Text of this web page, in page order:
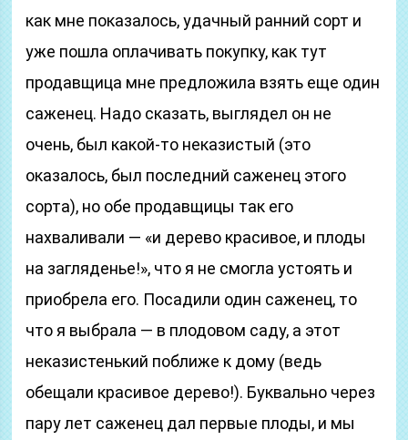
как мне показалось, удачный ранний сорт и
уже пошла оплачивать покупку, как тут
продавщица мне предложила взять еще один
саженец. Надо сказать, выглядел он не
очень, был какой-то неказистый (это
оказалось, был последний саженец этого
сорта), но обе продавщицы так его
нахваливали — «и дерево красивое, и плоды
на загляденье!», что я не смогла устоять и
приобрела его. Посадили один саженец, то
что я выбрала — в плодовом саду, а этот
неказистенький поближе к дому (ведь
обещали красивое дерево!). Буквально через
пару лет саженец дал первые плоды, и мы